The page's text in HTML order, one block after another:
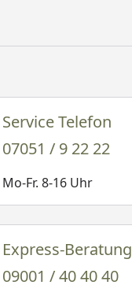
Service Telefon
07051 / 9 22 22
Mo-Fr. 8-16 Uhr
Express-Beratung
09001 / 40 40 40